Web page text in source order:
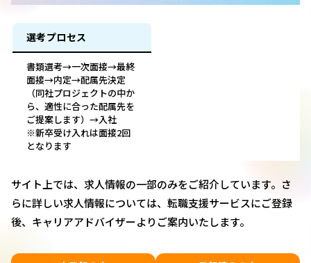
選考プロセス
書類選考→一次面接→最終
面接→内定→配属先決定
（同社プロジェクトの中か
ら、適性に合った配属先を
ご提案します）→入社
※新卒受け入れは面接2回
となります
サイト上では、求人情報の一部のみをご紹介しています。さ
らに詳しい求人情報については、転職支援サービスにご登録
後、キャリアアドバイザーよりご案内いたします。